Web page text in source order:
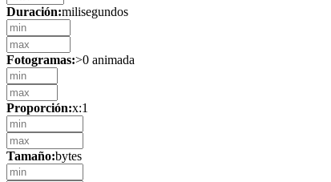
Duración:milisegundos
Fotogramas:>0 animada
Proporción:x:1
Tamaño:bytes